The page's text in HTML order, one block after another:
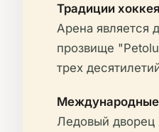
Традиции
Арена является
прозвище
трех
Международные
Ледовый дворец